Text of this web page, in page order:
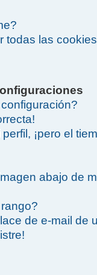
todas las
¡pero el
abajo de
de e-mail de